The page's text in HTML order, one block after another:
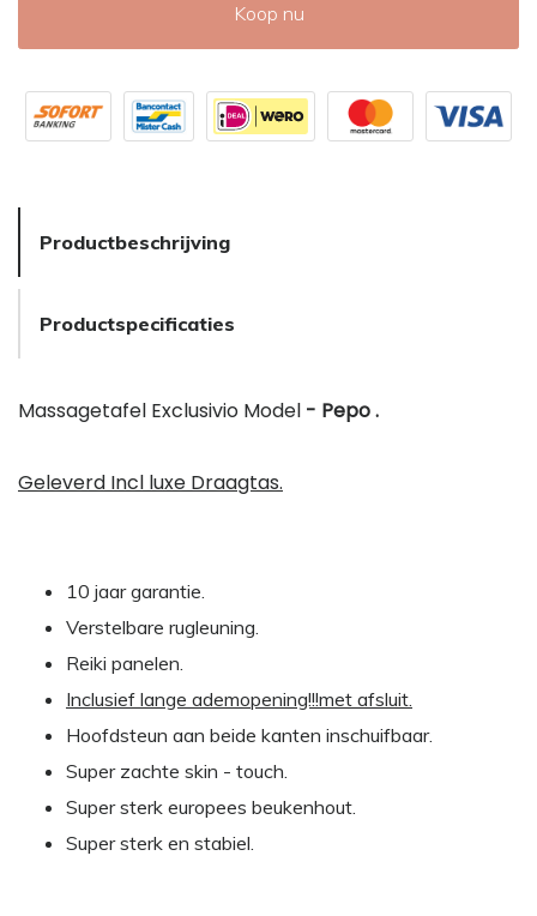
Koop nu
Productbeschrijving
Productspecificaties
Massagetafel Exclusivio Model - Pepo .
Geleverd Incl luxe Draagtas.
10 jaar garantie.
Verstelbare rugleuning.
Reiki panelen.
Inclusief lange ademopening!!!met afsluit.
Hoofdsteun aan beide kanten inschuifbaar.
Super zachte skin - touch.
Super sterk europees beukenhout.
Super sterk en stabiel.